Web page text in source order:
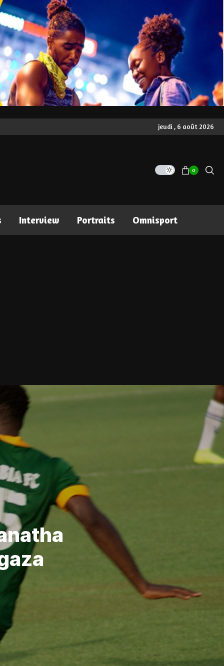
jeudi , 6 août 2026
0
Interview Portraits Omnisport